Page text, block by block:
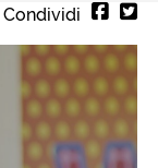
Condividi